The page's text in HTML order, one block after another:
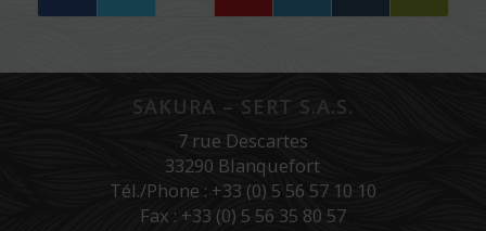
SAKURA – SERT S.A.S.
7 rue Descartes
33290 Blanquefort
Tél./Phone : +33 (0) 5 56 57 10 10
Fax : +33 (0) 5 56 35 80 57